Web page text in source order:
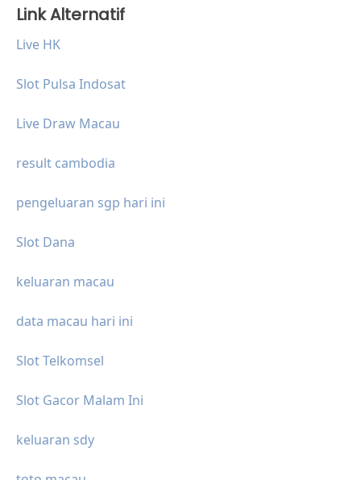
Link Alternatif
Live HK
Slot Pulsa Indosat
Live Draw Macau
result cambodia
pengeluaran sgp hari ini
Slot Dana
keluaran macau
data macau hari ini
Slot Telkomsel
Slot Gacor Malam Ini
keluaran sdy